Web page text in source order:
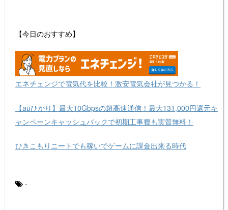
【今日のおすすめ】
エネチェンジで電気代を比較！激安電気会社が見つかる！
【auひかり】最大10Gbpsの超高速通信！最大131,000円還元キ
ャンペーンキャッシュバックで初期工事費も実質無料！
ひきこもりニートでも稼いでゲームに課金出来る時代
-